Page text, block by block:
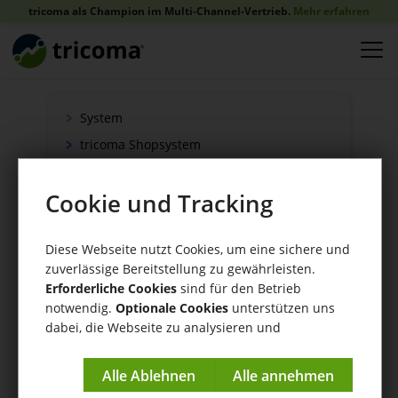
tricoma als Champion im Multi-Channel-Vertrieb. Mehr erfahren
System
tricoma Shopsystem
Verkauf
Zahlung
Versand
WaWi/CRM
CRM Tools
Cookie und Tracking
Diese Webseite nutzt Cookies, um eine sichere und
zuverlässige Bereitstellung zu gewährleisten.
Erforderliche Cookies sind für den Betrieb
notwendig. Optionale Cookies unterstützen uns
dabei, die Webseite zu analysieren und
Impressum| Datenschutzerklärung